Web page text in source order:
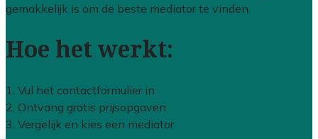
gemakkelijk is om de beste mediator te vinden.
Hoe het werkt:
1. Vul het contactformulier in
2. Ontvang gratis prijsopgaven
3. Vergelijk en kies een mediator